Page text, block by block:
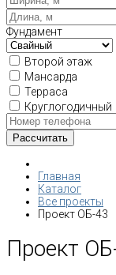
Фундамент
Второй этаж
Мансарда
Терраса
Круглогодичный
Главная
Каталог
Все проекты
Проект ОБ-43
Проект